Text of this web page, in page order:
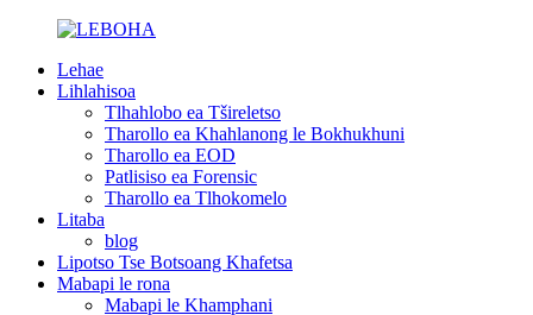
Lehae
Lihlahisoa
Tlhahlobo ea Tšireletso
Tharollo ea Khahlanong le Bokhukhuni
Tharollo ea EOD
Patlisiso ea Forensic
Tharollo ea Tlhokomelo
Litaba
blog
Lipotso Tse Botsoang Khafetsa
Mabapi le rona
Mabapi le Khamphani